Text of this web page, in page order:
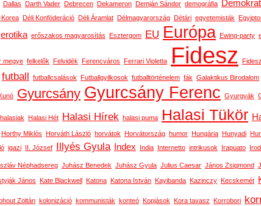
Dallas Darth Vader Debrecen Dekameron Demján Sándor demográfia
Korea Déli Konföderáció Déli Áramlat Délmagyarország Détári egyetemisták
erotika erőszakos magyarosítás Esztergom EU Európa Ewing-party
megye felkelők Felvidék Ferencváros Ferrari Violetta Fidesz
futball futballcsalások Futballgyilkosok futballtörténelem fák Galaktikus Birodalom
Gyurcsány Gyurcsány Ferenc Gyurgyák
halasiak Halasi Hét Halasi Hírek halasi puma Halasi Tükör
Horthy Miklós Horváth László horvátok Horvátország humor Hungária Hunyadi
igazi II. József Illyés Gyula Index India Internetto intrikusok Irapuato
Néphadsereg Juhász Benedek Juhász Gyula Julius Caesar János Zsigmond
János Kate Blackwell Katona Katona István Kayibanda Kazinczy Kecskemét
Zoltán kolonizáció kommunisták konteó Kopjások Kora tavasz Korrobori